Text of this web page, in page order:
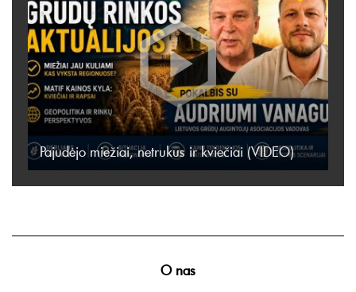
Pajudėjo miežiai, netrukus ir kviečiai (VIDEO)
O nas